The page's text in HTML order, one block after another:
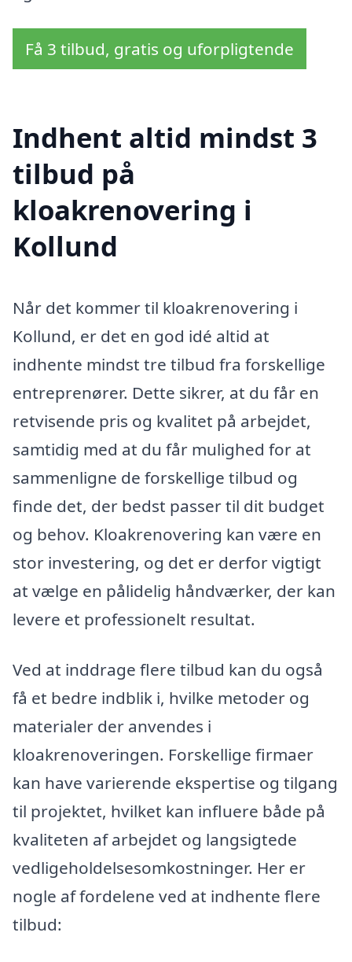
Få 3 tilbud, gratis og uforpligtende
Indhent altid mindst 3
tilbud på
kloakrenovering i
Kollund
Når det kommer til kloakrenovering i
Kollund, er det en god idé altid at
indhente mindst tre tilbud fra forskellige
entreprenører. Dette sikrer, at du får en
retvisende pris og kvalitet på arbejdet,
samtidig med at du får mulighed for at
sammenligne de forskellige tilbud og
finde det, der bedst passer til dit budget
og behov. Kloakrenovering kan være en
stor investering, og det er derfor vigtigt
at vælge en pålidelig håndværker, der kan
levere et professionelt resultat.
Ved at inddrage flere tilbud kan du også
få et bedre indblik i, hvilke metoder og
materialer der anvendes i
kloakrenoveringen. Forskellige firmaer
kan have varierende ekspertise og tilgang
til projektet, hvilket kan influere både på
kvaliteten af arbejdet og langsigtede
vedligeholdelsesomkostninger. Her er
nogle af fordelene ved at indhente flere
tilbud: